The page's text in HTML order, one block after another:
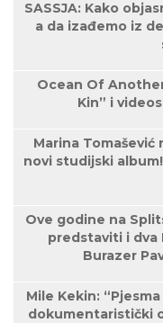
SASSJA: Kako
a da izađemo iz
Ocean Of
Kin” i
Marina
novi studijski
Ove godine na
predstaviti i dva
Burazer
Mile Kekin:
dokumentaristički